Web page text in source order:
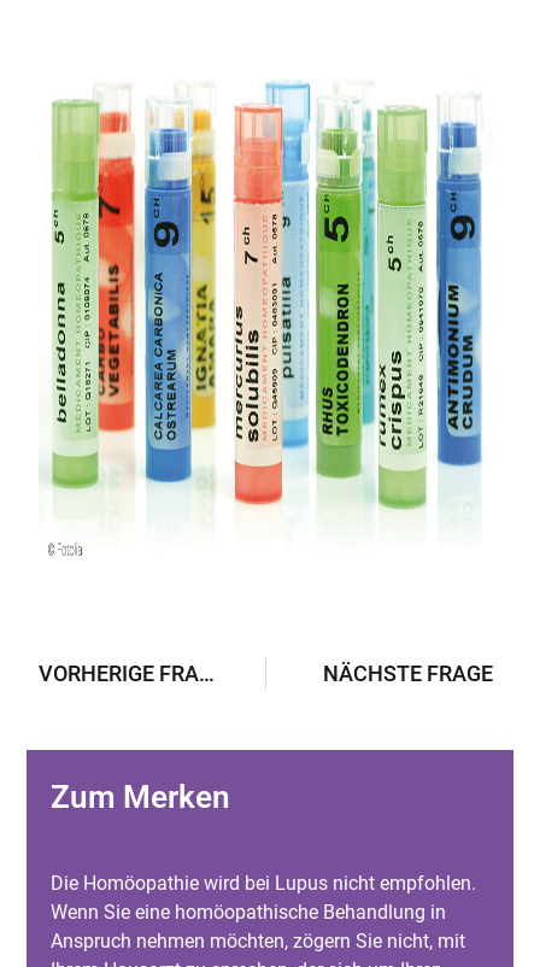
VORHERIGE FRAGE NÄCHSTE FRAGE
Zum Merken
Die Homöopathie wird bei Lupus nicht empfohlen.
Wenn Sie eine homöopathische Behandlung in
Anspruch nehmen möchten, zögern Sie nicht, mit